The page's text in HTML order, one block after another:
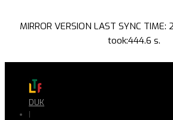
MIRROR VERSION LAST SYNC
took:444.6 s.
DUK
|